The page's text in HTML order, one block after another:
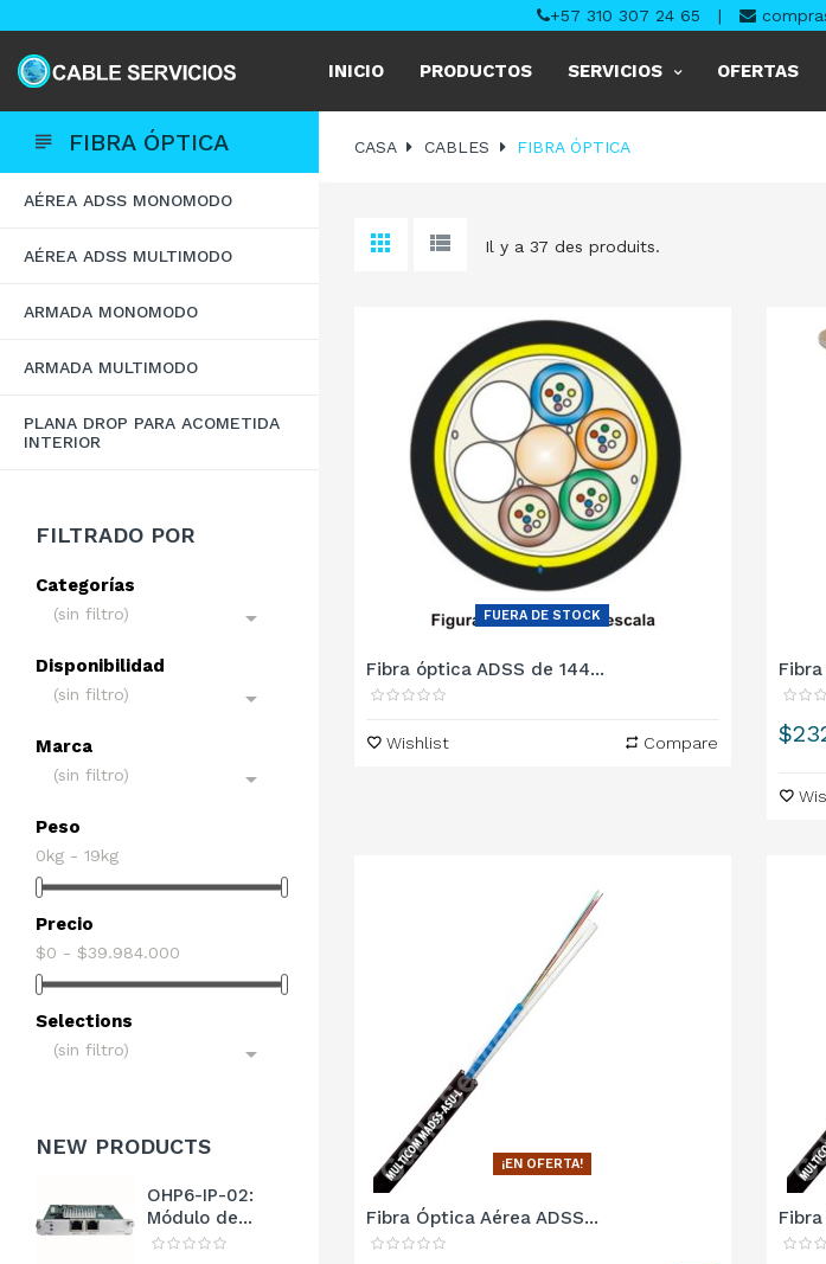
+57 310 307 24 65 |
INICIO PRODUCTOS SERVICIOS OFERTAS
FIBRA ÓPTICA
AÉREA ADSS MONOMODO
AÉREA ADSS MULTIMODO
ARMADA MONOMODO
ARMADA MULTIMODO
PLANA DROP PARA ACOMETIDA
INTERIOR
FILTRADO POR
Categorías
(sin filtro) 
Disponibilidad
(sin filtro) 
Marca
(sin filtro) 
Peso
0kg - 19kg
Precio
$0 - $39.984.000
Selections
(sin filtro) 
NEW PRODUCTS
OHP6-IP-02:
Módulo de...
CASA CABLES FIBRA ÓPTICA
Il y a 37 des produits.
FUERA DE STOCK
Fibra óptica ADSS de 144...
Wishlist Compare
¡EN OFERTA!
Fibra Óptica Aérea ADSS...